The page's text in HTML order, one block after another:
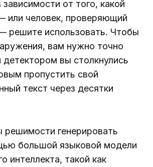
зависимости от того, какой
или человек, проверяющий
решите использовать. Чтобы
вам нужно точно
детектором вы столкнулись
пропустить свой
текст через десятки
решимости генерировать
большой языковой модели
интеллекта, такой как